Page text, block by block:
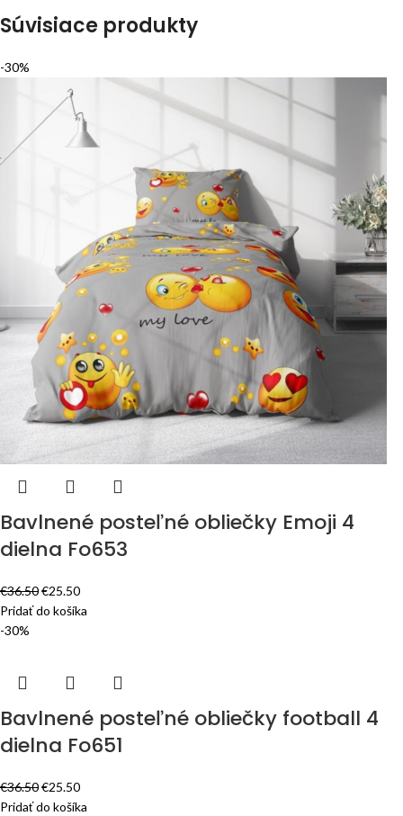
Súvisiace produkty
-30%
Bavlnené posteľné obliečky Emoji 4
dielna Fo653
€36.50€25.50
Pridať do košíka
-30%
Bavlnené posteľné obliečky football 4
dielna Fo651
€36.50€25.50
Pridať do košíka